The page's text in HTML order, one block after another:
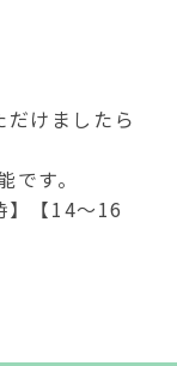
けましたら
す。
】【14～16